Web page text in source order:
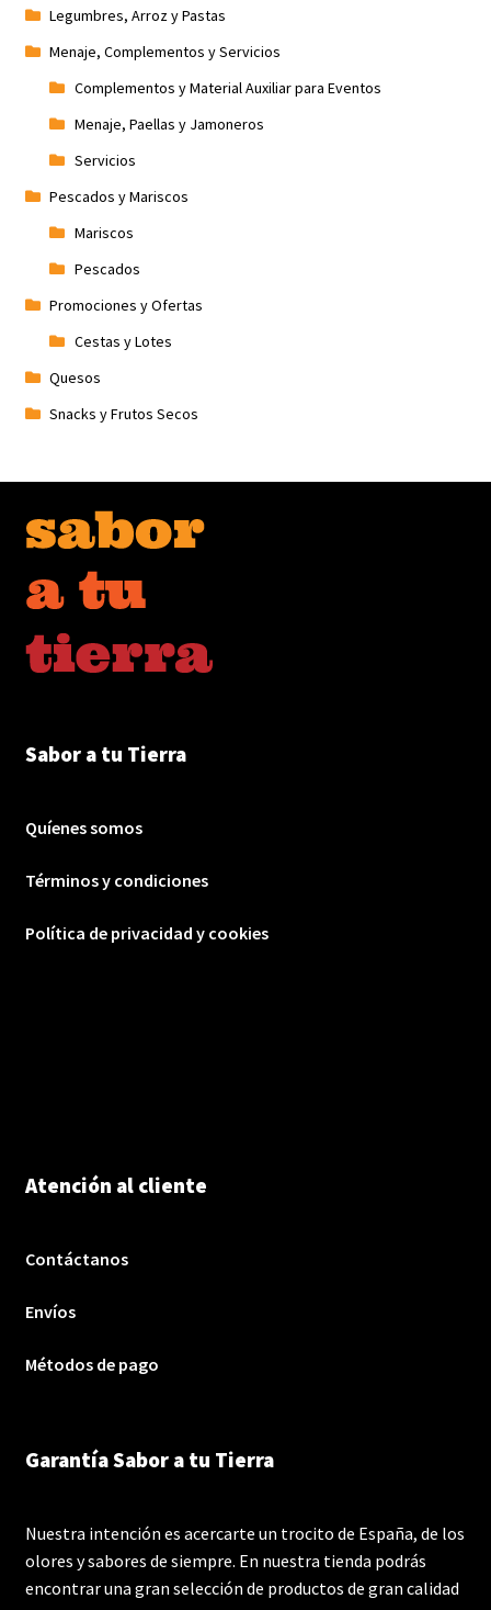
Legumbres, Arroz y Pastas
Menaje, Complementos y Servicios
Complementos y Material Auxiliar para Eventos
Menaje, Paellas y Jamoneros
Servicios
Pescados y Mariscos
Mariscos
Pescados
Promociones y Ofertas
Cestas y Lotes
Quesos
Snacks y Frutos Secos
Sabor a tu Tierra
Quíenes somos
Términos y condiciones
Política de privacidad y cookies
Atención al cliente
Contáctanos
Envíos
Métodos de pago
Garantía Sabor a tu Tierra
Nuestra intención es acercarte un trocito de España, de los
olores y sabores de siempre. En nuestra tienda podrás
encontrar una gran selección de productos de gran calidad